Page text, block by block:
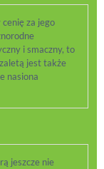
za jego
i smaczny, to
jest także
nasiona
jeszcze nie